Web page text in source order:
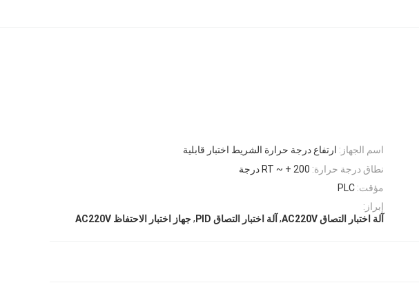
اسم الجهاز: ارتفاع درجة حرارة الشريط اختبار قابلية
نطاق درجة حرارة: RT ~ + 200 درجة
مؤقت: PLC
إبراز:
آلة اختبار التصاق AC220V
, آلة اختبار التصاق PID ,جهاز اختبار الاحتفاظ AC220V